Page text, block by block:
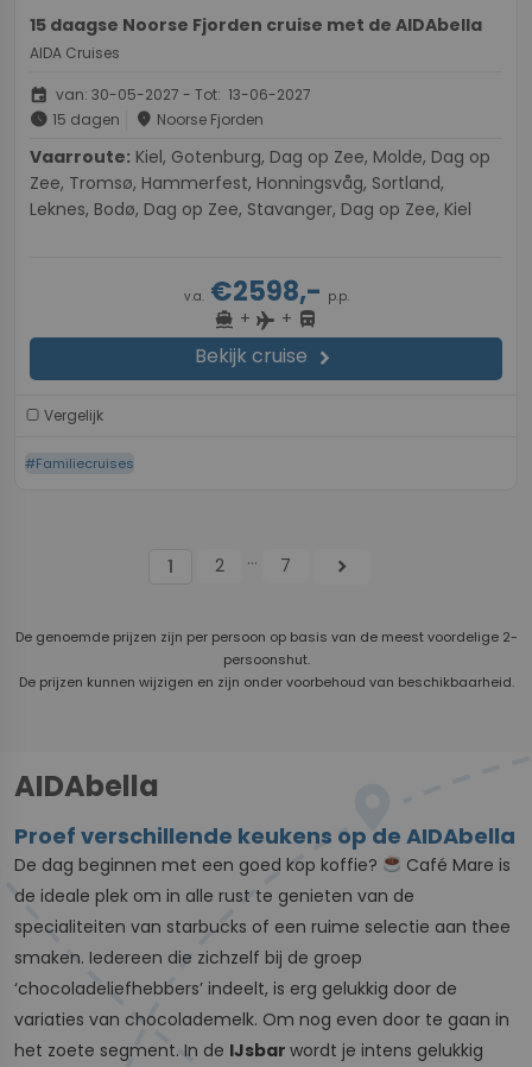
15 daagse Noorse Fjorden cruise met de AIDAbella
AIDA Cruises
event van: 30-05-2027 - Tot: 13-06-2027
schedule 15 dagen place Noorse Fjorden
Vaarroute:
Zee, Tromsø, Hammerfest, Honningsvåg, Sortland,
Leknes, Bodø, Dag op Zee, Stavanger, Dag op Zee, Kiel
v.a.€2598,- p.p.
directions_boat + flight + directions_bus
Bekijk cruise chevron_right
Vergelijk
#Familiecruises
1 2 ... 7 chevron_right
De genoemde prijzen zijn per persoon op basis van de meest voordelige 2-
persoonshut.
De prijzen kunnen wijzigen en zijn onder voorbehoud van beschikbaarheid.
AIDAbella
Proef verschillende keukens op de AIDAbella
De dag beginnen met een goed kop koffie?
Café Mare is
de ideale plek om in alle rust te genieten van de
specialiteiten van starbucks of een ruime selectie aan thee
smaken. Iedereen die zichzelf bij de groep
‘chocoladeliefhebbers’ indeelt, is erg gelukkig door de
variaties van chocolademelk. Om nog even door te gaan in
het zoete segment. In de IJsbar wordt je intens gelukkig